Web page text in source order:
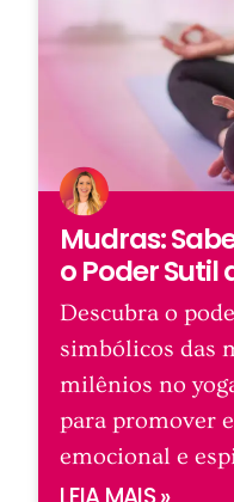
Mudras:
o Poder
Descubra o
simbólicos das
milênios no
para promover
emocional e